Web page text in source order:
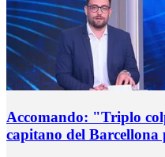
Accomando: "Triplo
capitano del